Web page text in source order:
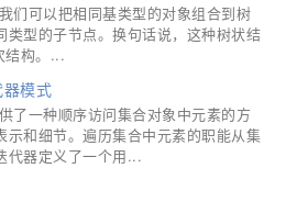
们可以把相同基类型的对象组合到树
类型的子节点。换句话说，这种树状结
构。...
模式
了一种顺序访问集合对象中元素的方
示和细节。遍历集合中元素的职能从集
代器定义了一个用...